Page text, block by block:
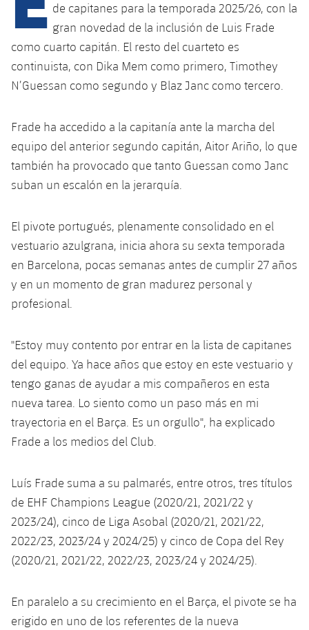
plusicon
más
Instalaciones
Estadi Johan Cruyff
Barça Cafe
Ciutat Esportiva
La Masia
plusicon
más
Accesibilidad
plusicon
más
Instalaciones
de capitanes para la temporada 2025/26, con la
gran novedad de la inclusión de Luis Frade
como cuarto capitán. El resto del cuarteto es
continuista, con Dika Mem como primero, Timothey
N’Guessan como segundo y Blaz Janc como tercero.
Frade ha accedido a la capitanía ante la marcha del
equipo del anterior segundo capitán, Aitor Ariño, lo que
también ha provocado que tanto Guessan como Janc
suban un escalón en la jerarquía.
El pivote portugués, plenamente consolidado en el
vestuario azulgrana, inicia ahora su sexta temporada
en Barcelona, pocas semanas antes de cumplir 27 años
y en un momento de gran madurez personal y
profesional.
"Estoy muy contento por entrar en la lista de capitanes
del equipo. Ya hace años que estoy en este vestuario y
tengo ganas de ayudar a mis compañeros en esta
nueva tarea. Lo siento como un paso más en mi
trayectoria en el Barça. Es un orgullo", ha explicado
Frade a los medios del Club.
Luís Frade suma a su palmarés, entre otros, tres títulos
de EHF Champions League (2020/21, 2021/22 y
2023/24), cinco de Liga Asobal (2020/21, 2021/22,
2022/23, 2023/24 y 2024/25) y cinco de Copa del Rey
(2020/21, 2021/22, 2022/23, 2023/24 y 2024/25).
En paralelo a su crecimiento en el Barça, el pivote se ha
erigido en uno de los referentes de la nueva